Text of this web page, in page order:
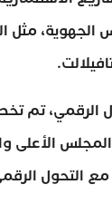
الجهوية، مثل
الأعلى
مع التحول